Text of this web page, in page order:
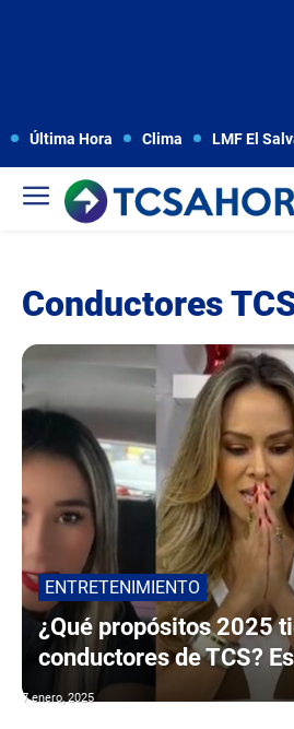
Última Hora Clima LMF El
Conductores
ENTRETENIMIENTO
¿Qué propósitos 2025
conductores de TCS?
7 enero, 2025